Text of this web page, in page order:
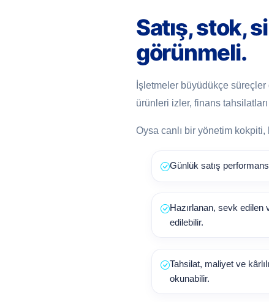
Satış, stok,
görünmeli.
İşletmeler büyüdükçe
ürünleri izler, finans
Oysa canlı bir yönetim
Günlük satış
Hazırlanan, sevk
edilebilir.
Tahsilat, maliyet ve
okunabilir.